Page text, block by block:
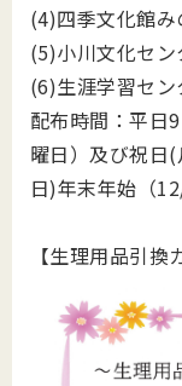
(4)四季文化館み
(5)小川文化セン
(6)生涯学習セン
配布時間：平日9
曜日）及び祝日
日)年末年始（
【生理用品引換